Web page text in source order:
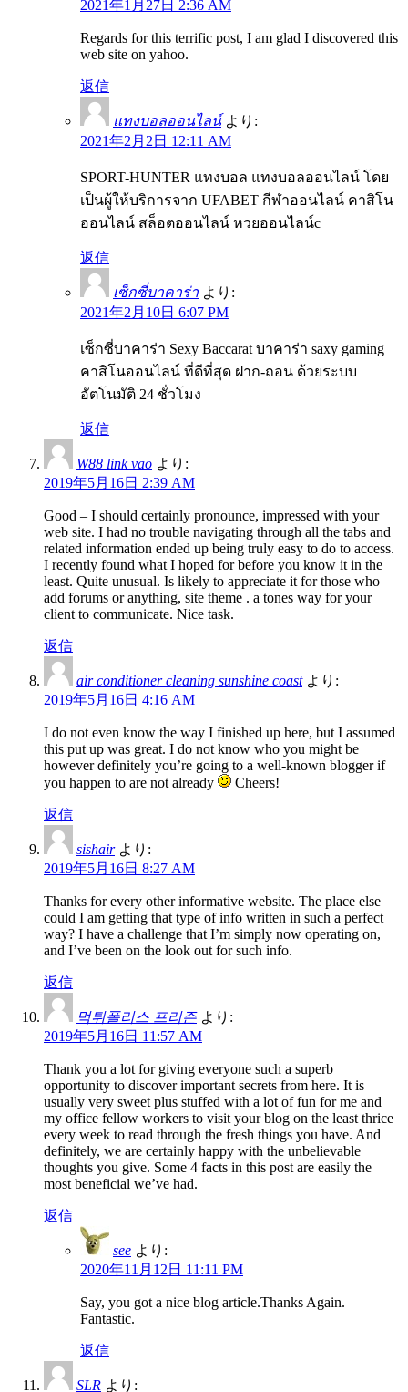
2021年1月27日 2:36 AM
Regards for this terrific post, I am glad I discovered this
web site on yahoo.
返信
แทงบอลออนไลน์ より:
2021年2月2日 12:11 AM
SPORT-HUNTER แทงบอล แทงบอลออนไลน์ โดย
เป็นผู้ให้บริการจาก UFABET กีฬาออนไลน์ คาสิโน
ออนไลน์ สล็อตออนไลน์ หวยออนไลน์c
返信
เซ็กซี่บาคาร่า より:
2021年2月10日 6:07 PM
เซ็กซี่บาคาร่า Sexy Baccarat บาคาร่า saxy gaming
คาสิโนออนไลน์ ที่ดีที่สุด ฝาก-ถอน ด้วยระบบ
อัตโนมัติ 24 ชั่วโมง
返信
W88 link vao より:
2019年5月16日 2:39 AM
Good – I should certainly pronounce, impressed with your
web site. I had no trouble navigating through all the tabs and
related information ended up being truly easy to do to access.
I recently found what I hoped for before you know it in the
least. Quite unusual. Is likely to appreciate it for those who
add forums or anything, site theme . a tones way for your
client to communicate. Nice task.
返信
air conditioner cleaning sunshine coast より:
2019年5月16日 4:16 AM
I do not even know the way I finished up here, but I assumed
this put up was great. I do not know who you might be
however definitely you’re going to a well-known blogger if
you happen to are not already
Cheers!
返信
sishair より:
2019年5月16日 8:27 AM
Thanks for every other informative website. The place else
could I am getting that type of info written in such a perfect
way? I have a challenge that I’m simply now operating on,
and I’ve been on the look out for such info.
返信
먹튀폴리스 프리즌 より:
2019年5月16日 11:57 AM
Thank you a lot for giving everyone such a superb
opportunity to discover important secrets from here. It is
usually very sweet plus stuffed with a lot of fun for me and
my office fellow workers to visit your blog on the least thrice
every week to read through the fresh things you have. And
definitely, we are certainly happy with the unbelievable
thoughts you give. Some 4 facts in this post are easily the
most beneficial we’ve had.
返信
see より:
2020年11月12日 11:11 PM
Say, you got a nice blog article.Thanks Again.
Fantastic.
返信
SLR より: